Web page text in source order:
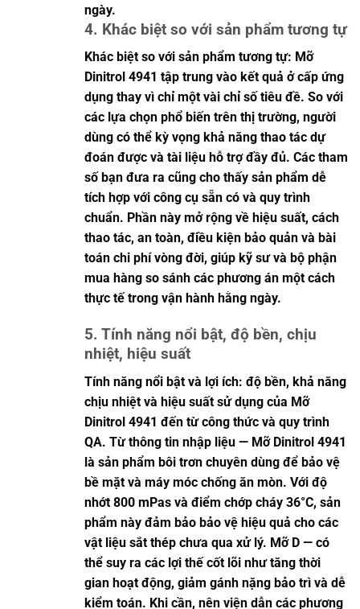
ngày.
4. Khác biệt so với sản phẩm tương tự
Khác biệt so với sản phẩm tương tự: Mỡ
Dinitrol 4941 tập trung vào kết quả ở cấp ứng
dụng thay vì chỉ một vài chỉ số tiêu đề. So với
các lựa chọn phổ biến trên thị trường, người
dùng có thể kỳ vọng khả năng thao tác dự
đoán được và tài liệu hỗ trợ đầy đủ. Các tham
số bạn đưa ra cũng cho thấy sản phẩm dễ
tích hợp với công cụ sẵn có và quy trình
chuẩn. Phần này mở rộng về hiệu suất, cách
thao tác, an toàn, điều kiện bảo quản và bài
toán chi phí vòng đời, giúp kỹ sư và bộ phận
mua hàng so sánh các phương án một cách
thực tế trong vận hành hằng ngày.
5. Tính năng nổi bật, độ bền, chịu
nhiệt, hiệu suất
Tính năng nổi bật và lợi ích: độ bền, khả năng
chịu nhiệt và hiệu suất sử dụng của Mỡ
Dinitrol 4941 đến từ công thức và quy trình
QA. Từ thông tin nhập liệu — Mỡ Dinitrol 4941
là sản phẩm bôi trơn chuyên dùng để bảo vệ
bề mặt và máy móc chống ăn mòn. Với độ
nhớt 800 mPas và điểm chớp cháy 36°C, sản
phẩm này đảm bảo bảo vệ hiệu quả cho các
vật liệu sắt thép chưa qua xử lý. Mỡ D — có
thể suy ra các lợi thế cốt lõi như tăng thời
gian hoạt động, giảm gánh nặng bảo trì và dễ
kiểm toán. Khi cần, nên viện dẫn các phương